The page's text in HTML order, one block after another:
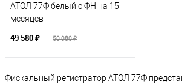
АТОЛ 77Ф белый с ФН на 15
месяцев
49 580 ₽ 50 080 ₽
Фискальный регистратор АТОЛ 77Ф